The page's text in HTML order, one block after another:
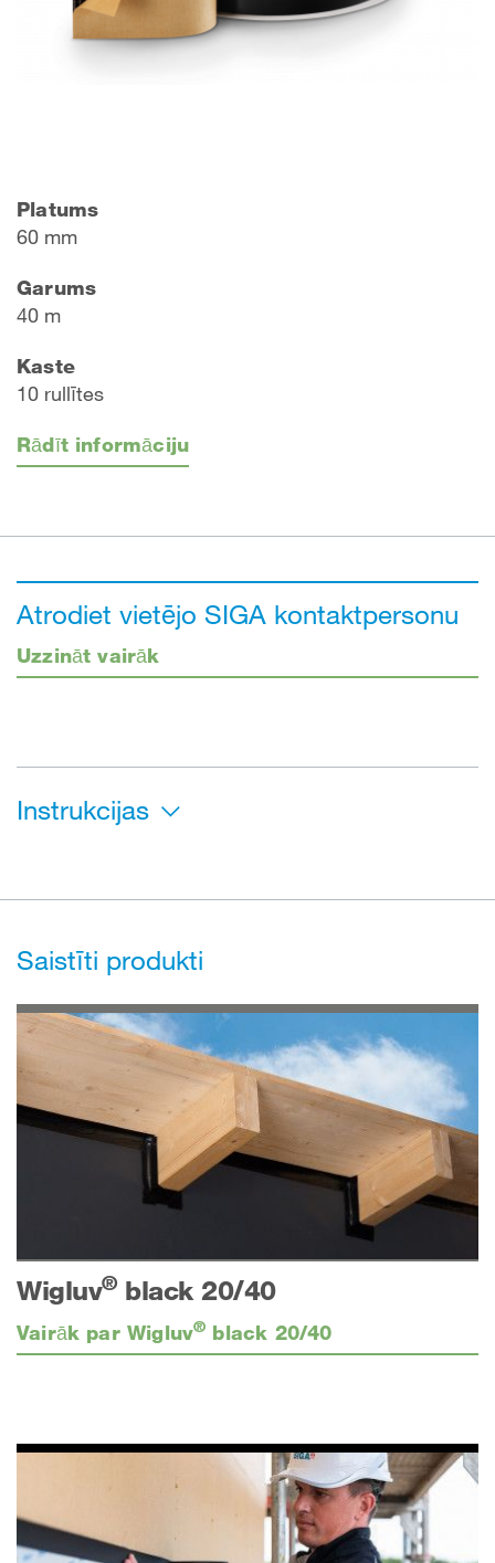
Platums
60 mm
Garums
40 m
Kaste
10 rullītes
Rādīt informāciju
Atrodiet vietējo SIGA kontaktpersonu
Uzzināt vairāk
Instrukcijas
Saistīti produkti
Wigluv®black 20/40
Vairāk par Wigluv® black 20/40